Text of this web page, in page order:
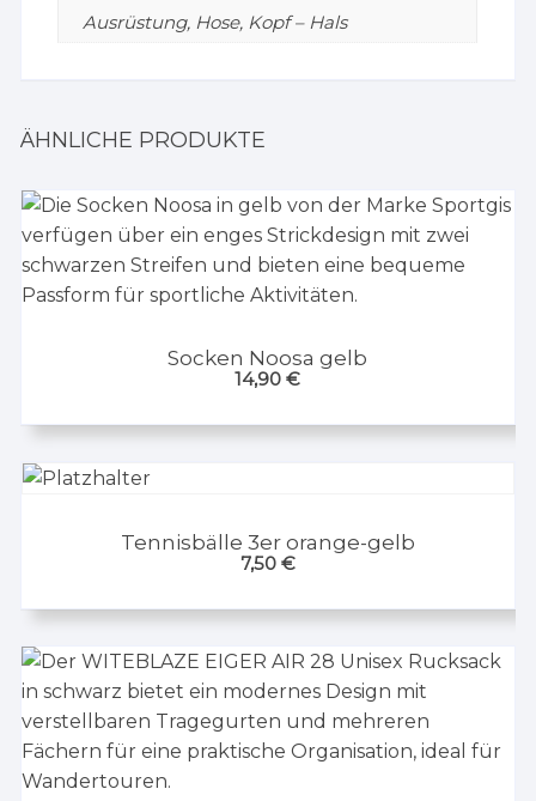
Ausrüstung, Hose, Kopf – Hals
ÄHNLICHE PRODUKTE
Socken Noosa gelb
14,90€
Tennisbälle 3er orange-gelb
7,50 €